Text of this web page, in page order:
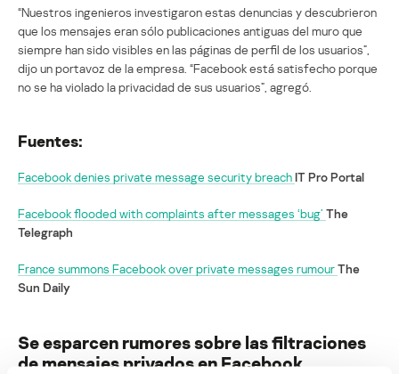
“Nuestros ingenieros investigaron estas denuncias y descubrieron
que los mensajes eran sólo publicaciones antiguas del muro que
siempre han sido visibles en las páginas de perfil de los usuarios”,
dijo un portavoz de la empresa. “Facebook está satisfecho porque
no se ha violado la privacidad de sus usuarios”, agregó.
Fuentes:
Facebook denies private message security breachIT Pro Portal
Facebook flooded with complaints after messages ‘bug’ The
Telegraph
France summons Facebook over private messages rumourThe
Sun Daily
Se esparcen rumores sobre las filtraciones
de mensajes privados en Facebook